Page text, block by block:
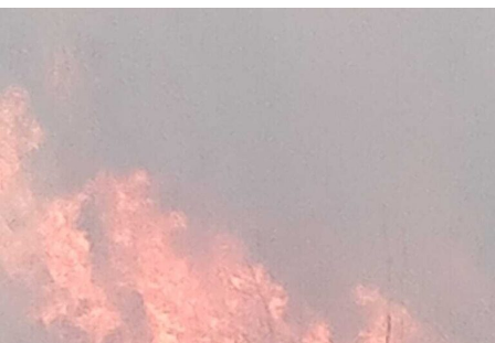
Reggimento Carabinieri Paracadutisti “Tuscania” e del
accertamenti sul territorio.